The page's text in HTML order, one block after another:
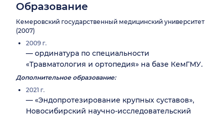
Образование
Кемеровский государственный медицинский университет
(2007)
2009 г.
— ординатура по специальности
«Травматология и ортопедия» на базе КемГМУ.
Дополнительное образование:
2021 г.
— «Эндопротезирование крупных суставов»,
Новосибирский научно-исследовательский